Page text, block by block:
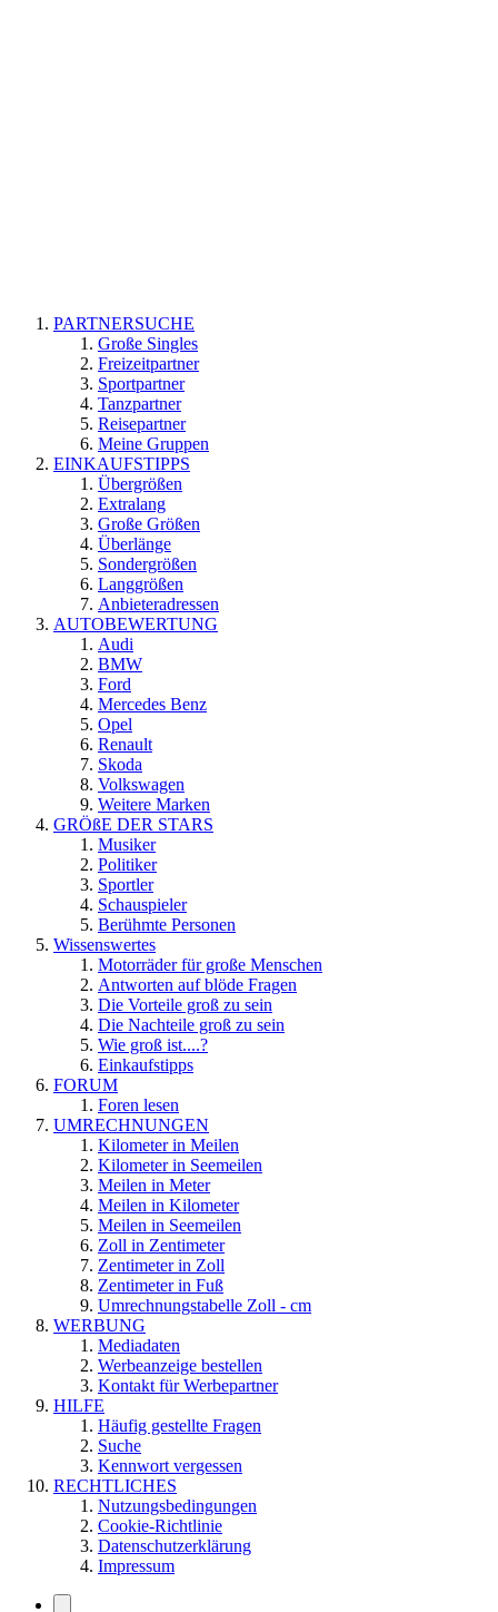
PARTNERSUCHE
Große Singles
Freizeitpartner
Sportpartner
Tanzpartner
Reisepartner
Meine Gruppen
EINKAUFSTIPPS
Übergrößen
Extralang
Große Größen
Überlänge
Sondergrößen
Langgrößen
Anbieteradressen
AUTOBEWERTUNG
Audi
BMW
Ford
Mercedes Benz
Opel
Renault
Skoda
Volkswagen
Weitere Marken
GRÖßE DER STARS
Musiker
Politiker
Sportler
Schauspieler
Berühmte Personen
Wissenswertes
Motorräder für große Menschen
Antworten auf blöde Fragen
Die Vorteile groß zu sein
Die Nachteile groß zu sein
Wie groß ist....?
Einkaufstipps
FORUM
Foren lesen
UMRECHNUNGEN
Kilometer in Meilen
Kilometer in Seemeilen
Meilen in Meter
Meilen in Kilometer
Meilen in Seemeilen
Zoll in Zentimeter
Zentimeter in Zoll
Zentimeter in Fuß
Umrechnungstabelle Zoll - cm
WERBUNG
Mediadaten
Werbeanzeige bestellen
Kontakt für Werbepartner
HILFE
Häufig gestellte Fragen
Suche
Kennwort vergessen
RECHTLICHES
Nutzungsbedingungen
Cookie-Richtlinie
Datenschutzerklärung
Impressum